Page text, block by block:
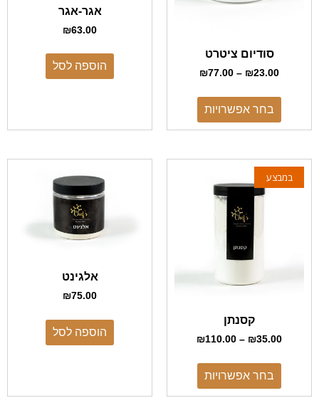
סודיום ציטרט
₪23.00
–
₪77.00
בחר אפשרויות
אגר-אגר
₪63.00
הוספה לסל
במבצע
קסנתן
₪35.00
–
₪110.00
בחר אפשרויות
אלגינט
₪75.00
הוספה לסל